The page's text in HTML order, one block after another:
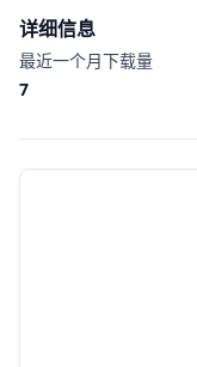
详细信息
最近一个月下载量
7